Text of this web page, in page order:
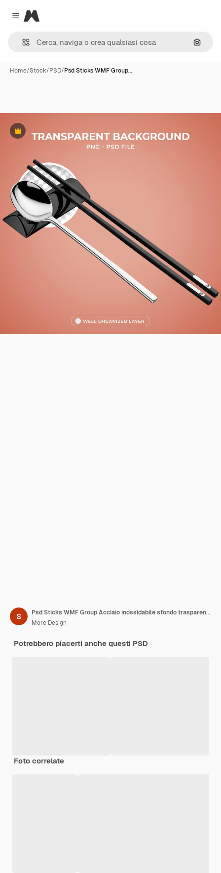
Close menu
Magnific
Cerca
Home/Stock/PSD/Psd Sticks WMF Group…
Premium
Psd Sticks WMF Group Acciaio inossidabile sfondo trasparente
More Design
Potrebbero piacerti anche questi PSD
Foto correlate